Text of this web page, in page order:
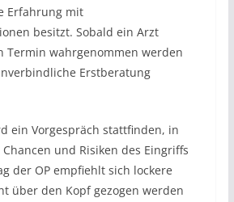
Erfahrung mit
besitzt. Sobald ein Arzt
Termin wahrgenommen werden
Erstberatung
ein Vorgespräch stattfinden, in
und Risiken des Eingriffs
der OP empfiehlt sich lockere
über den Kopf gezogen werden